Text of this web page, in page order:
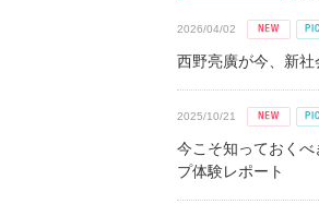
2026/04/02
西野亮廣が今、新
2025/10/21
今こそ知っておく
プ体験レポート